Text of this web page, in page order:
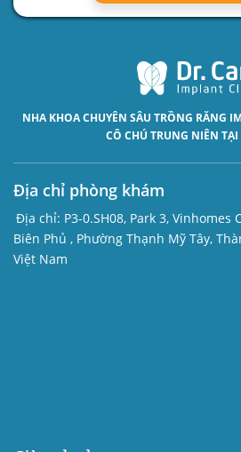
NHA KHOA CHUYÊN SÂU TRỒNG RĂNG
CÔ CHÚ TRUNG NIÊN
Địa chỉ phòng khám
Địa chỉ: P3-0.SH08, Park 3, Vinhomes
Biên Phủ , Phường Thạnh Mỹ Tây,
Việt Nam